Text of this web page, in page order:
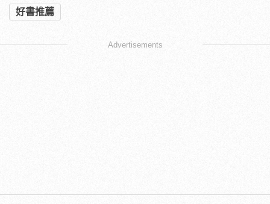
好書推薦
Advertisements